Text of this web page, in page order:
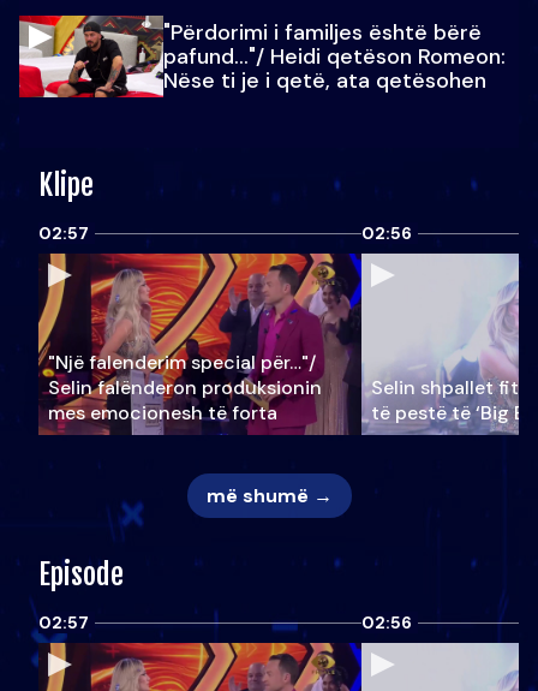
"Përdorimi i familjes është bërë
pafund…"/ Heidi qetëson Romeon:
Nëse ti je i qetë, ata qetësohen
Klipe
02:57
"Një falenderim special për…"/
Selin falënderon produksionin
mes emocionesh të forta
02:56
Selin shpallet
të pestë të ‘Big
më shumë →
Episode
02:57 02:56